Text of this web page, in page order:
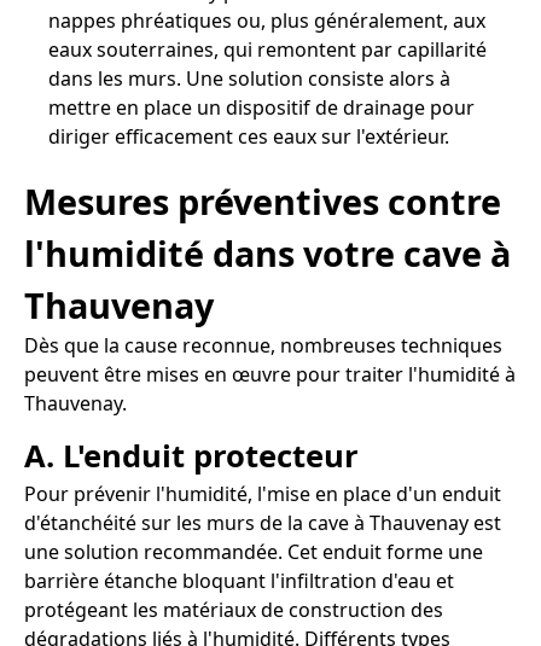
nappes phréatiques ou, plus généralement, aux
eaux souterraines, qui remontent par capillarité
dans les murs. Une solution consiste alors à
mettre en place un dispositif de drainage pour
diriger efficacement ces eaux sur l'extérieur.
Mesures préventives contre
l'humidité dans votre cave à
Thauvenay
Dès que la cause reconnue, nombreuses techniques
peuvent être mises en œuvre pour traiter l'humidité à
Thauvenay.
A. L'enduit protecteur
Pour prévenir l'humidité, l'mise en place d'un enduit
d'étanchéité sur les murs de la cave à Thauvenay est
une solution recommandée. Cet enduit forme une
barrière étanche bloquant l'infiltration d'eau et
protégeant les matériaux de construction des
dégradations liés à l'humidité. Différents types